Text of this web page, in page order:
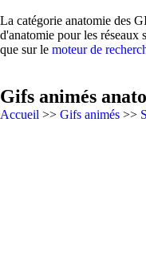
La catégorie anatomie des
d'anatomie pour les réseaux
que sur le moteur de
Gifs animés
Accueil >> Gifs animés >>